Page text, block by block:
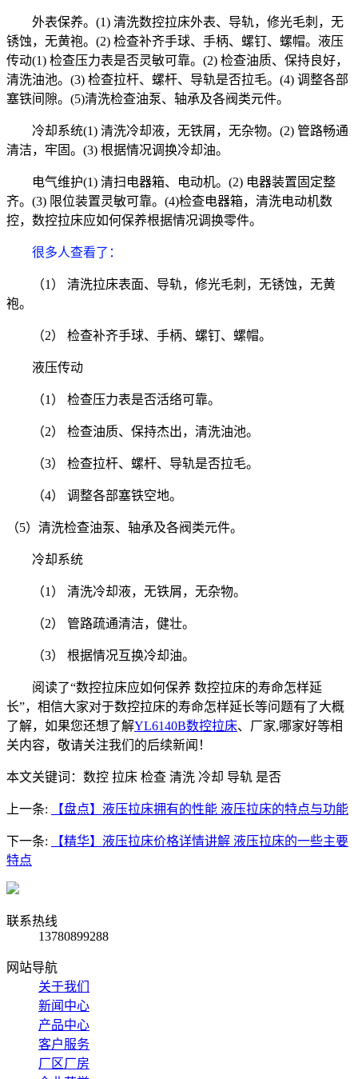
外表保养。(1) 清洗数控拉床外表、导轨，修光毛刺，无
锈蚀，无黄袍。(2) 检查补齐手球、手柄、螺钉、螺帽。液压
传动(1) 检查压力表是否灵敏可靠。(2) 检查油质、保持良好，
清洗油池。(3) 检查拉杆、螺杆、导轨是否拉毛。(4) 调整各部
塞铁间隙。(5)清洗检查油泵、轴承及各阀类元件。
冷却系统(1) 清洗冷却液，无铁屑，无杂物。(2) 管路畅通
清洁，牢固。(3) 根据情况调换冷却油。
电气维护(1) 清扫电器箱、电动机。(2) 电器装置固定整
齐。(3) 限位装置灵敏可靠。(4)检查电器箱，清洗电动机数
控，数控拉床应如何保养根据情况调换零件。
很多人查看了 ：
（1） 清洗拉床表面、导轨，修光毛刺，无锈蚀，无黄
袍。
（2） 检查补齐手球、手柄、螺钉、螺帽。
液压传动
（1） 检查压力表是否活络可靠。
（2） 检查油质、保持杰出，清洗油池。
（3） 检查拉杆、螺杆、导轨是否拉毛。
（4） 调整各部塞铁空地。
（5）清洗检查油泵、轴承及各阀类元件。
冷却系统
（1） 清洗冷却液，无铁屑，无杂物。
（2） 管路疏通清洁，健壮。
（3） 根据情况互换冷却油。
阅读了“数控拉床应如何保养 数控拉床的寿命怎样延
长”，相信大家对于数控拉床的寿命怎样延长等问题有了大概
了解，如果您还想了解YL6140B数控拉床、厂家,哪家好等相
关内容，敬请关注我们的后续新闻！
本文关键词： 数控 拉床 检查 清洗 冷却 导轨 是否
上一条: 【盘点】液压拉床拥有的性能 液压拉床的特点与功能
下一条:
【精华】液压拉床价格详情讲解 液压拉床的一些主要
特点
联系热线
13780899288
网站导航
关于我们
新闻中心
产品中心
客户服务
厂区厂房